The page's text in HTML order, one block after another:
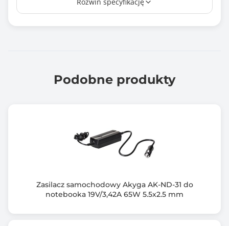
Długość kabla (m)
1.10
Wymiary [G x S x W] (mm)
Waga (g)
Informacje dodatkowe
Podobne produkty
Zasilacz samochodowy Akyga AK-ND-31 do
notebooka 19V/3,42A 65W 5.5x2.5 mm